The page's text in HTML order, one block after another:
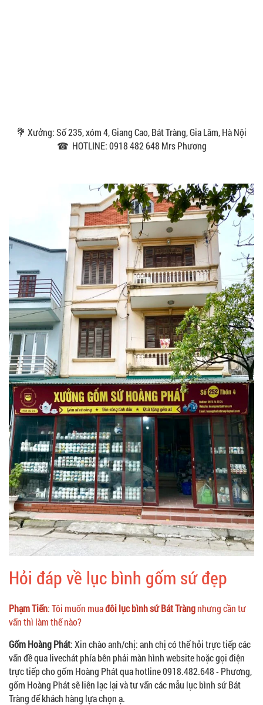
💐 Xưởng: Số 235, xóm 4, Giang Cao, Bát Tràng, Gia Lâm, Hà Nội
☎ HOTLINE: 0918 482 648 Mrs Phương
Hỏi đáp về lục bình gốm sứ đẹp
Phạm Tiến: Tôi muốn muađôi lục bình sứ Bát Tràngnhưng cần tư
vấn thì làm thế nào?
Gốm Hoàng Phát: Xin chào anh/chị: anh chị có thể hỏi trực tiếp các
vấn đề qua livechát phía bên phải màn hình website hoặc gọi điện
trực tiếp cho gốm Hoàng Phát qua hotline 0918.482.648 - Phương,
gốm Hoàng Phát sẽ liên lạc lại và tư vấn các mẫu lục bình sứ Bát
Tràng để khách hàng lựa chọn ạ.